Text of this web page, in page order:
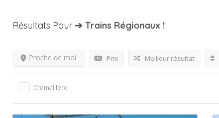
Résultats Pour ➔ Trains Régionaux !
Prix
Proche de moi Meilleur résultat
Crémaillère